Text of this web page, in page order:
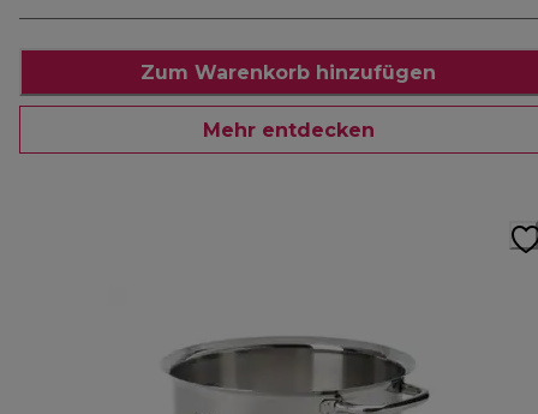
Zum Warenkorb hinzufügen
Mehr entdecken